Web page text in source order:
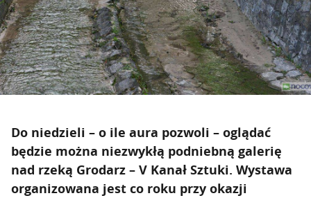
Do niedzieli – o ile aura pozwoli – oglądać
będzie można niezwykłą podniebną galerię
nad rzeką Grodarz – V Kanał Sztuki. Wystawa
organizowana jest co roku przy okazji